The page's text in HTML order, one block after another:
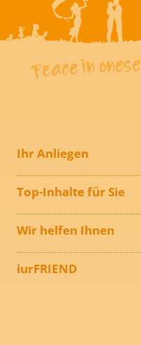
Ihr Anliegen
Top-Inhalte für Sie
Wir helfen Ihnen
iurFRIEND